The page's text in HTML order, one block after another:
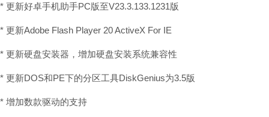
* 更新好卓手机助手PC版至V23.3.133.1231版
* 更新Adobe Flash Player 20 ActiveX For IE
* 更新硬盘安装器，增加硬盘安装系统兼容性
* 更新DOS和PE下的分区工具DiskGenius为3.5版
* 增加数款驱动的支持